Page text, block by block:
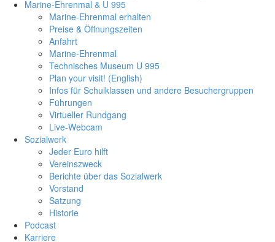
Marine-Ehrenmal & U 995
Marine-Ehrenmal erhalten
Preise & Öffnungszeiten
Anfahrt
Marine-Ehrenmal
Technisches Museum U 995
Plan your visit! (English)
Infos für Schulklassen und andere Besuchergruppen
Führungen
Virtueller Rundgang
Live-Webcam
Sozialwerk
Jeder Euro hilft
Vereinszweck
Berichte über das Sozialwerk
Vorstand
Satzung
Historie
Podcast
Karriere